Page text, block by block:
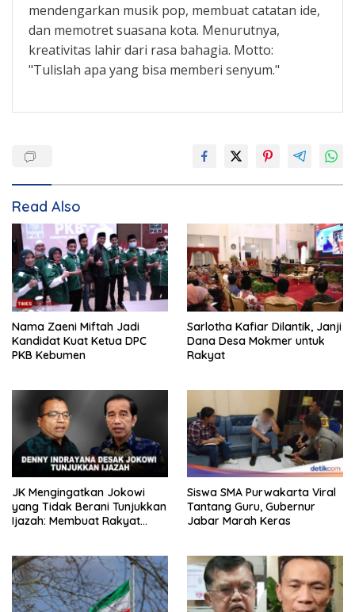
mendengarkan musik pop, membuat catatan ide,
dan memotret suasana kota. Menurutnya,
kreativitas lahir dari rasa bahagia. Motto:
"Tulislah apa yang bisa memberi senyum."
Read Also
Nama Zaeni Miftah Jadi
Kandidat Kuat Ketua DPC
PKB Kebumen
Sarlotha Kafiar Dilantik, Janji
Dana Desa Mokmer untuk
Rakyat
JK Mengingatkan Jokowi
yang Tidak Berani Tunjukkan
Ijazah: Membuat Rakyat
Siswa SMA Purwakarta Viral
Tantang Guru, Gubernur
Jabar Marah Keras